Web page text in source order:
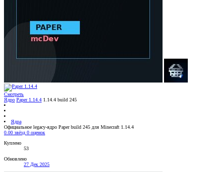
Смотреть
Ядро Paper 1.14.4 1.14.4 build 245
Ядра
Официальное legacy-ядро Paper build 245 для Minecraft 1.14.4
0.00 звёзд 0 оценок
Куплено
53
Обновлено
27 Дек 2025